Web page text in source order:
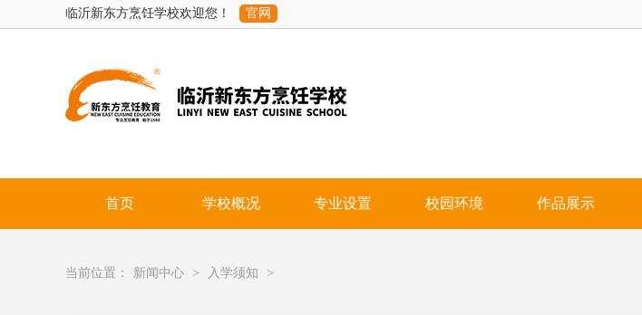
临沂新东方烹饪学校欢迎您！ 官网
首页 学校概况 专业设置 校园环境 作品展示
当前位置： 新闻中心 > 入学须知 >